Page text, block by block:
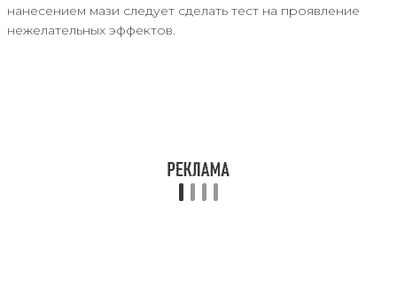
нанесением мази следует сделать тест на проявление
нежелательных эффектов.